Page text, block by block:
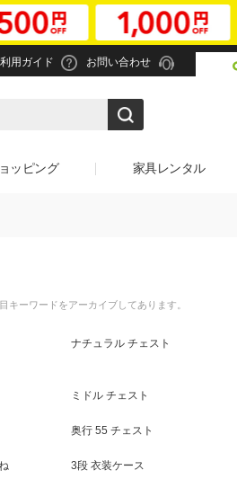
用ガイド お問い合わせ
ッピング 家具レンタル
キーワードをアーカイブしてあります。
ナチュラル チェスト
ミドル チェスト
奥行 55 チェスト
3段 衣装ケース